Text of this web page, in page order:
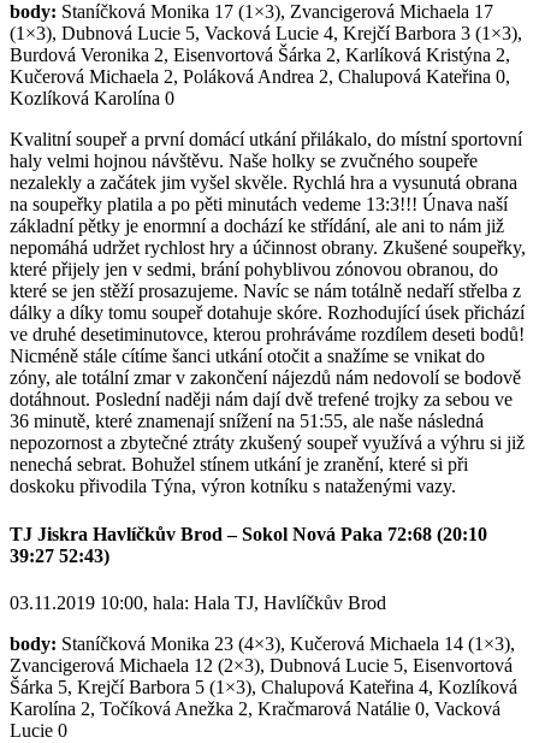
body: Staníčková Monika 17 (1×3), Zvancigerová Michaela 17
(1×3), Dubnová Lucie 5, Vacková Lucie 4, Krejčí Barbora 3 (1×3),
Burdová Veronika 2, Eisenvortová Šárka 2, Karlíková Kristýna 2,
Kučerová Michaela 2, Poláková Andrea 2, Chalupová Kateřina 0,
Kozlíková Karolína 0
Kvalitní soupeř a první domácí utkání přilákalo, do místní sportovní
haly velmi hojnou návštěvu. Naše holky se zvučného soupeře
nezalekly a začátek jim vyšel skvěle. Rychlá hra a vysunutá obrana
na soupeřky platila a po pěti minutách vedeme 13:3!!! Únava naší
základní pětky je enormní a dochází ke střídání, ale ani to nám již
nepomáhá udržet rychlost hry a účinnost obrany. Zkušené soupeřky,
které přijely jen v sedmi, brání pohyblivou zónovou obranou, do
které se jen stěží prosazujeme. Navíc se nám totálně nedaří střelba z
dálky a díky tomu soupeř dotahuje skóre. Rozhodující úsek přichází
ve druhé desetiminutovce, kterou prohráváme rozdílem deseti bodů!
Nicméně stále cítíme šanci utkání otočit a snažíme se vnikat do
zóny, ale totální zmar v zakončení nájezdů nám nedovolí se bodově
dotáhnout. Poslední naději nám dají dvě trefené trojky za sebou ve
36 minutě, které znamenají snížení na 51:55, ale naše následná
nepozornost a zbytečné ztráty zkušený soupeř využívá a výhru si již
nenechá sebrat. Bohužel stínem utkání je zranění, které si při
doskoku přivodila Týna, výron kotníku s nataženými vazy.
TJ Jiskra Havlíčkův Brod – Sokol Nová Paka 72:68 (20:10
39:27 52:43)
03.11.2019 10:00, hala: Hala TJ, Havlíčkův Brod
body: Staníčková Monika 23 (4×3), Kučerová Michaela 14 (1×3),
Zvancigerová Michaela 12 (2×3), Dubnová Lucie 5, Eisenvortová
Šárka 5, Krejčí Barbora 5 (1×3), Chalupová Kateřina 4, Kozlíková
Karolína 2, Točíková Anežka 2, Kračmarová Natálie 0, Vacková
Lucie 0